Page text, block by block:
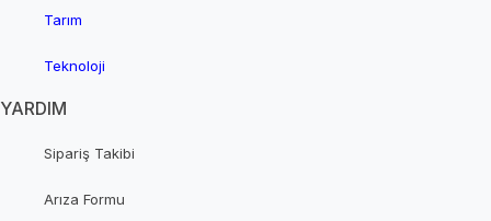
Tarım
Teknoloji
YARDIM
Sipariş Takibi
Arıza Formu